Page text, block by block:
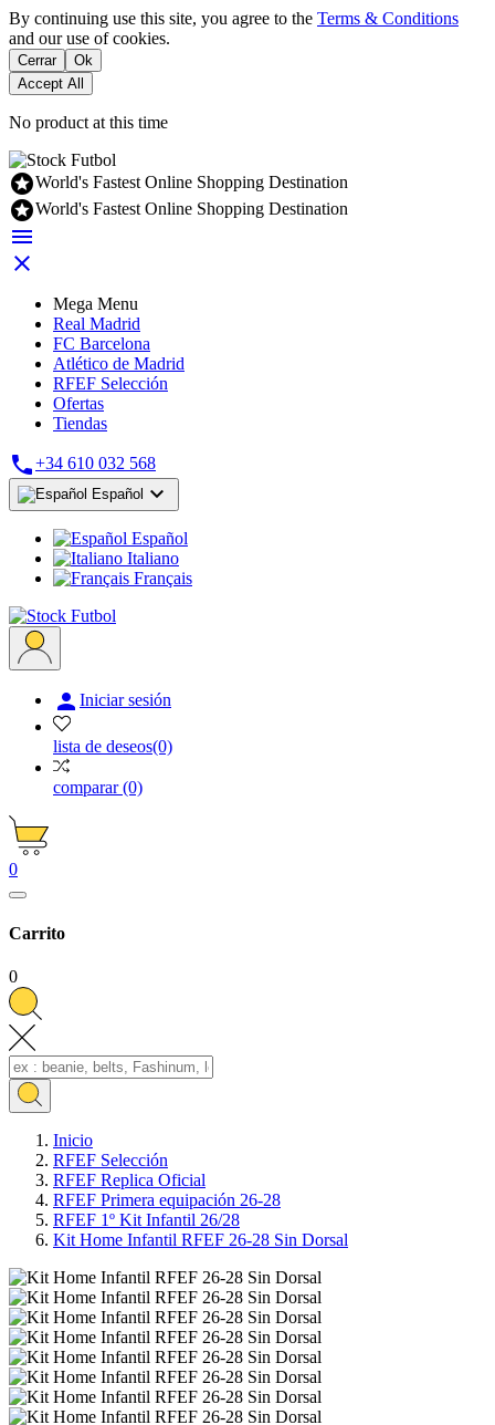
By continuing use this site, you agree to the Terms & Conditions
and our use of cookies.
Cerrar
Ok
Accept All
No product at this time
World's Fastest Online Shopping Destination
World's Fastest Online Shopping Destination


Mega Menu
Real Madrid
FC Barcelona
Atlético de Madrid
RFEF Selección
Ofertas
Tiendas
+34 610 032 568
Español 
Español
Italiano
Français
 Iniciar sesión
lista de deseos(0)
comparar(0)
0
Carrito
0
Inicio
RFEF Selección
RFEF Replica Oficial
RFEF Primera equipación 26-28
RFEF 1º Kit Infantil 26/28
Kit Home Infantil RFEF 26-28 Sin Dorsal